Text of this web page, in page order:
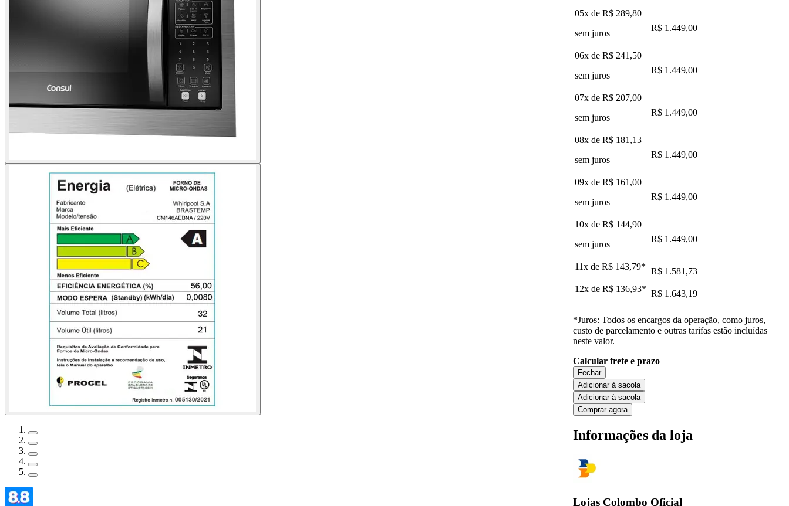
05x de R$ 289,80
sem juros
R$ 1.449,00
06x de R$ 241,50
sem juros
R$ 1.449,00
07x de R$ 207,00
sem juros
R$ 1.449,00
08x de R$ 181,13
sem juros
R$ 1.449,00
09x de R$ 161,00
sem juros
R$ 1.449,00
10x de R$ 144,90
sem juros
R$ 1.449,00
11x de R$ 143,79* R$ 1.581,73
12x de R$ 136,93* R$ 1.643,19
*Juros: Todos os encargos da operação, como juros,
custo de parcelamento e outras tarifas estão incluídas
neste valor.
Calcular frete e prazo
Fechar
Adicionar à sacola
Adicionar à sacola
Comprar agora
Informações da loja
Lojas Colombo Oficial